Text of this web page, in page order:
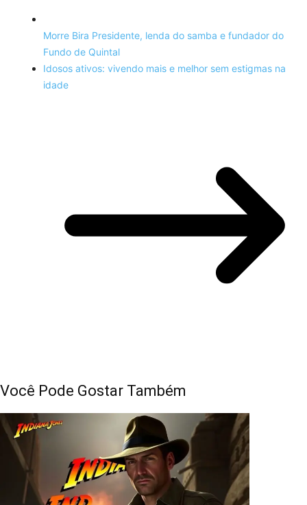
Morre Bira Presidente, lenda do samba e fundador do
Fundo de Quintal
Idosos ativos: vivendo mais e melhor sem estigmas na
idade
Você Pode Gostar Também